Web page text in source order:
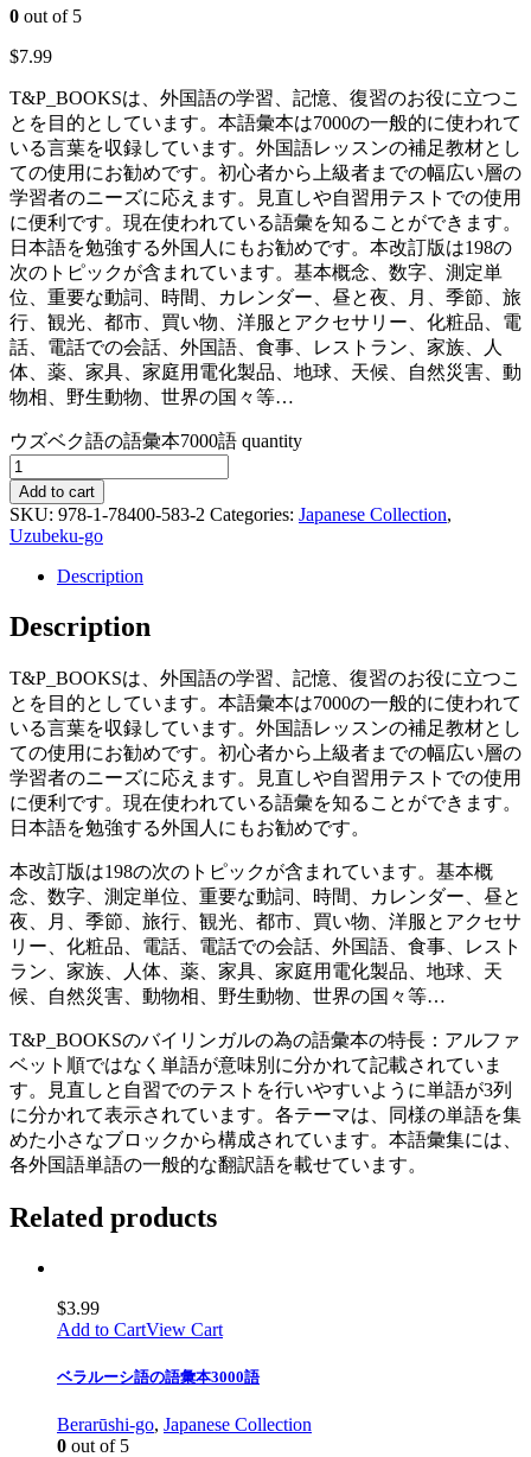
0 out of 5
$7.99
T&P_BOOKSは、外国語の学習、記憶、復習のお役に立つこ
とを目的としています。本語彙本は7000の一般的に使われて
いる言葉を収録しています。外国語レッスンの補足教材とし
ての使用にお勧めです。初心者から上級者までの幅広い層の
学習者のニーズに応えます。見直しや自習用テストでの使用
に便利です。現在使われている語彙を知ることができます。
日本語を勉強する外国人にもお勧めです。本改訂版は198の
次のトピックが含まれています。基本概念、数字、測定単
位、重要な動詞、時間、カレンダー、昼と夜、月、季節、旅
行、観光、都市、買い物、洋服とアクセサリー、化粧品、電
話、電話での会話、外国語、食事、レストラン、家族、人
体、薬、家具、家庭用電化製品、地球、天候、自然災害、動
物相、野生動物、世界の国々等…
ウズベク語の語彙本7000語 quantity
Add to cart
SKU: 978-1-78400-583-2 Categories: Japanese Collection,
Uzubeku-go
Description
Description
T&P_BOOKSは、外国語の学習、記憶、復習のお役に立つこ
とを目的としています。本語彙本は7000の一般的に使われて
いる言葉を収録しています。外国語レッスンの補足教材とし
ての使用にお勧めです。初心者から上級者までの幅広い層の
学習者のニーズに応えます。見直しや自習用テストでの使用
に便利です。現在使われている語彙を知ることができます。
日本語を勉強する外国人にもお勧めです。
本改訂版は198の次のトピックが含まれています。基本概
念、数字、測定単位、重要な動詞、時間、カレンダー、昼と
夜、月、季節、旅行、観光、都市、買い物、洋服とアクセサ
リー、化粧品、電話、電話での会話、外国語、食事、レスト
ラン、家族、人体、薬、家具、家庭用電化製品、地球、天
候、自然災害、動物相、野生動物、世界の国々等…
T&P_BOOKSのバイリンガルの為の語彙本の特長：アルファ
ベット順ではなく単語が意味別に分かれて記載されていま
す。見直しと自習でのテストを行いやすいように単語が3列
に分かれて表示されています。各テーマは、同様の単語を集
めた小さなブロックから構成されています。本語彙集には、
各外国語単語の一般的な翻訳語を載せています。
Related products
$3.99
Add to CartView Cart
ベラルーシ語の語彙本3000語
Berarūshi-go, Japanese Collection
0 out of 5